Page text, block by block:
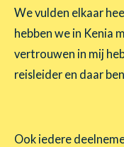
We vulden elkaar
hebben we in Kenia
vertrouwen in mij
reisleider en daar
Ook iedere